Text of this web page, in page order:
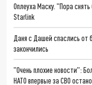
Оплеуха Маску. "Пора
Starlink
Даня с Дашей спаслись от
закончились
"Очень плохие новости":
НАТО впервые за СВО